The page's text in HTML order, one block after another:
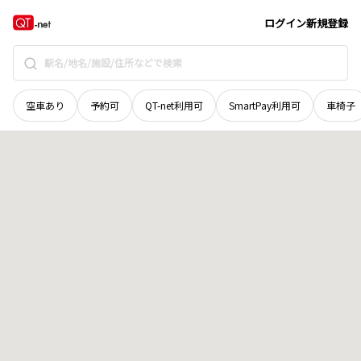
ログイン新規登録
空車あり 予約可 QT-net利用可 SmartPay利用可 車椅子
宮城県 地域選択で探す